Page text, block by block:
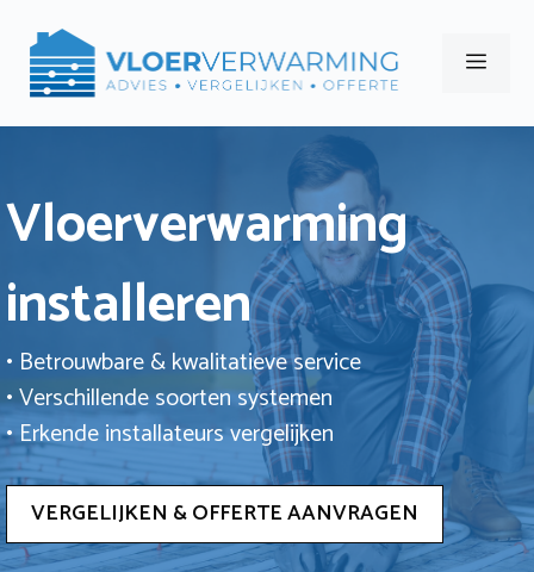
naar
Menu
Vloerverwarming
installeren
• Betrouwbare & kwalitatieve service
• Verschillende soorten systemen
• Erkende installateurs vergelijken
VERGELIJKEN & OFFERTE AANVRAGEN